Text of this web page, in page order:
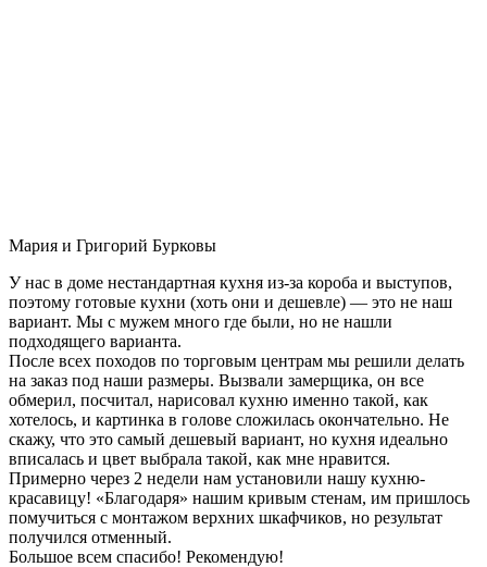
Мария и Григорий Бурковы
У нас в доме нестандартная кухня из-за короба и выступов,
поэтому готовые кухни (хоть они и дешевле) — это не наш
вариант. Мы с мужем много где были, но не нашли
подходящего варианта.
После всех походов по торговым центрам мы решили делать
на заказ под наши размеры. Вызвали замерщика, он все
обмерил, посчитал, нарисовал кухню именно такой, как
хотелось, и картинка в голове сложилась окончательно. Не
скажу, что это самый дешевый вариант, но кухня идеально
вписалась и цвет выбрала такой, как мне нравится.
Примерно через 2 недели нам установили нашу кухню-
красавицу! «Благодаря» нашим кривым стенам, им пришлось
помучиться с монтажом верхних шкафчиков, но результат
получился отменный.
Большое всем спасибо! Рекомендую!